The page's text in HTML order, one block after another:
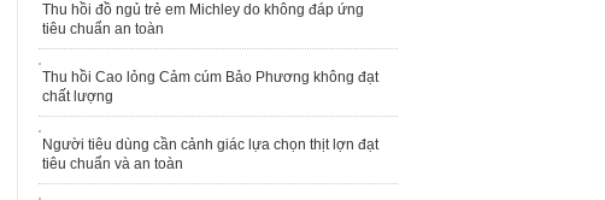
Thu hồi đồ ngủ trẻ em Michley do không đáp ứng
tiêu chuẩn an toàn
Thu hồi Cao lỏng Cảm cúm Bảo Phương không đạt
chất lượng
Người tiêu dùng cần cảnh giác lựa chọn thịt lợn đạt
tiêu chuẩn và an toàn